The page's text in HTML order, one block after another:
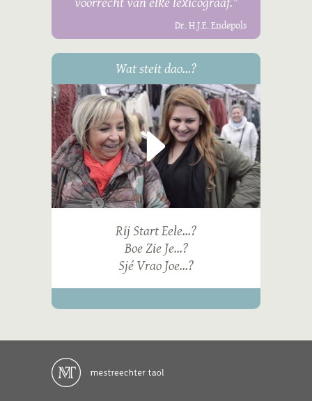
Dr. H.J.E. Endepols
Wat steit dao...?
Rij Start Eele...?
Boe Zie Je...?
Sjé Vrao Joe...?